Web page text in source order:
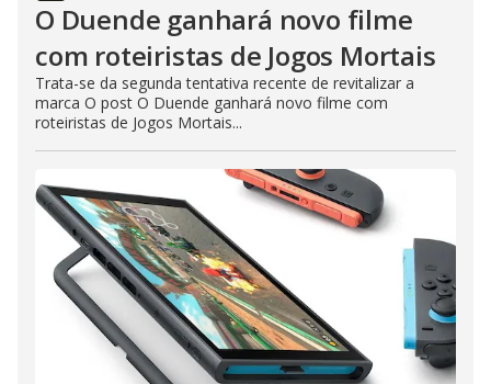
O Duende ganhará novo filme
com roteiristas de Jogos Mortais
Trata-se da segunda tentativa recente de revitalizar a
marca O post O Duende ganhará novo filme com
roteiristas de Jogos Mortais...